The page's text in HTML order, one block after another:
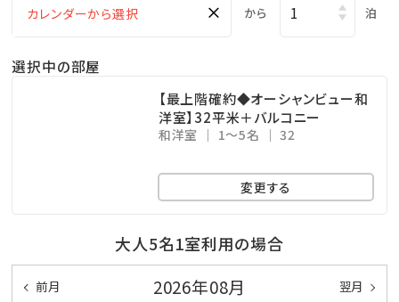
.｡.:*･☆
■当館のココがおすすめ
□沖縄と言えば海！ホテル目の前はプライベートビーチ
□全室和洋室なので小さなお子様連れのファミリーに
もおすすめ
□全室バス・トイレ別！広々浴室で快適
× から 泊
選択中の部屋
【最上階確約◆オーシャンビュー和
洋室】32平米＋バルコニー
和洋室 1～5名 32
変更する
大人5名1室利用の場合
前月 2026年08月 翌月